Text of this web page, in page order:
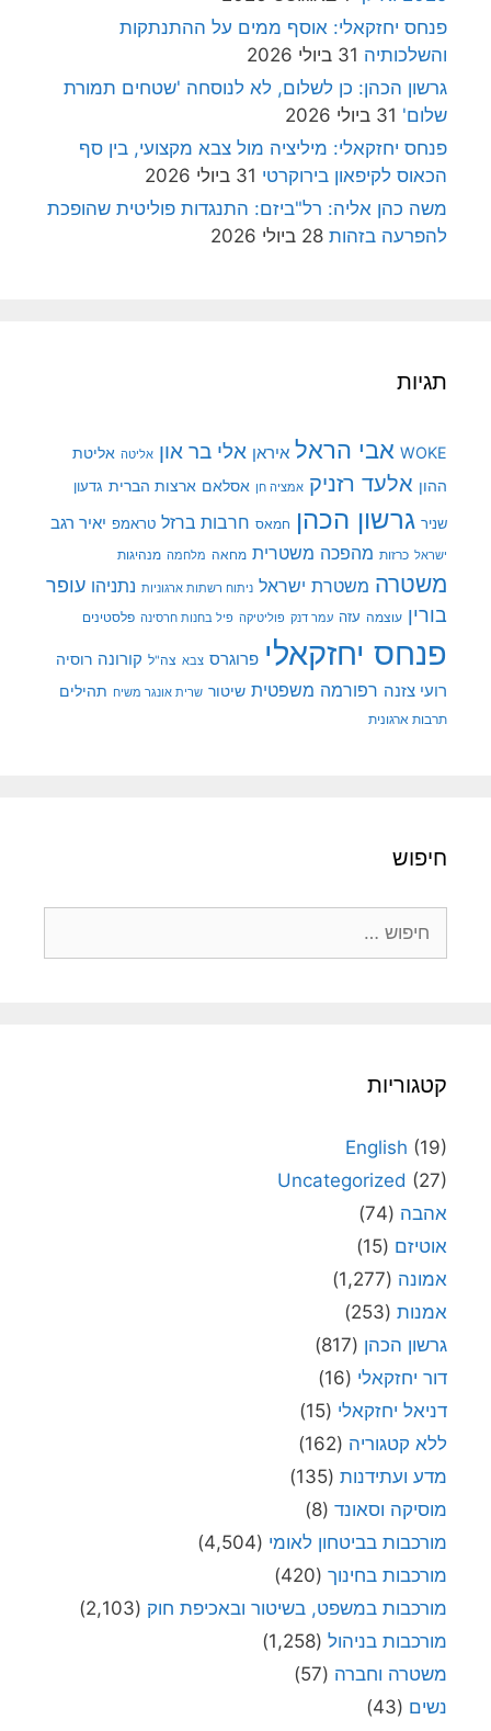
פנחס יחזקאלי: אוסף ממים על ההתנתקות
והשלכותיה 31 ביולי 2026
גרשון הכהן: כן לשלום, לא לנוסחה 'שטחים תמורת
שלום' 31 ביולי 2026
פנחס יחזקאלי: מיליציה מול צבא מקצועי, בין סף
הכאוס לקיפאון בירוקרטי 31 ביולי 2026
משה כהן אליה: רל"ביזם: התנגדות פוליטית שהופכת
להפרעה בזהות 28 ביולי 2026
תגיות
WOKE אבי הראל איראן אלי בר און אליטה אליטת
ההון אלעד רזניק אמציה חן אסלאם ארצות הברית גדעון
שניר גרשון הכהן חמאס חרבות ברזל טראמפ יאיר רגב
ישראל כרזות מהפכה משטרית מחאה מלחמה מנהיגות
משטרה משטרת ישראל ניתוח רשתות ארגוניות נתניהו עופר
בורין עוצמה עזה עמר דנק פוליטיקה פיל בחנות חרסינה פלסטינים
פנחס יחזקאלי פרוגרס צבא צה"ל קורונה רוסיה
רועי צזנה רפורמה משפטית שיטור שרית אונגר משיח תהילים
תרבות ארגונית
חיפוש
קטגוריות
English (19)
Uncategorized (27)
אהבה (74)
אוטיזם (15)
אמונה (1,277)
אמנות (253)
גרשון הכהן (817)
דור יחזקאלי (16)
דניאל יחזקאלי (15)
ללא קטגוריה (162)
מדע ועתידנות (135)
מוסיקה וסאונד (8)
מורכבות בביטחון לאומי (4,504)
מורכבות בחינוך (420)
מורכבות במשפט, בשיטור ובאכיפת חוק (2,103)
מורכבות בניהול (1,258)
משטרה וחברה (57)
נשים (43)